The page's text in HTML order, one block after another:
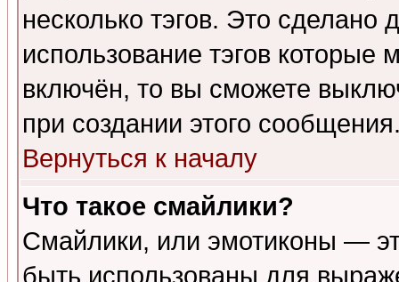
несколько тэгов. Это сделано
использование тэгов
включён, то вы сможете
при создании этого
Вернуться к началу
Что такое смайлики?
Смайлики, или эмотиконы —
быть использованы для